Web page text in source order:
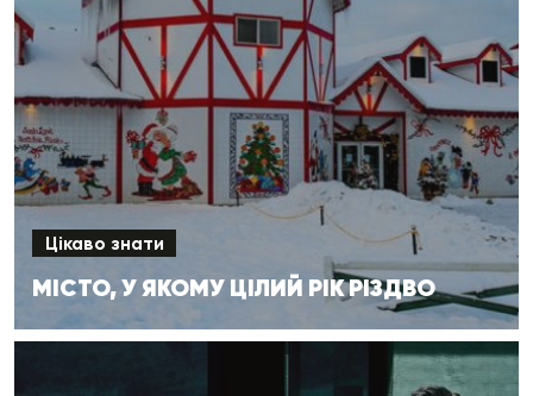
Цікаво знати
МІСТО, У ЯКОМУ ЦІЛИЙ РІК РІЗДВО